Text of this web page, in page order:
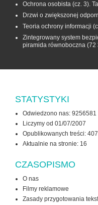
Ochrona osobista (cz. 3).
Drzwi o zwiększonej
Teoria ochrony informacji
Zintegrowany system
piramida równoboczna (72
STATYSTYKI
Odwiedzono nas: 9256581
Liczymy od 01/07/2007
Opublikowanych treści:
Aktualnie na stronie: 16
CZASOPISMO
O nas
Filmy reklamowe
Zasady przygotowania